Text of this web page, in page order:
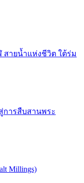
สายน้ำแห่งชีวิต ใต้ร่ม
การสืบสานพระ
Millings)